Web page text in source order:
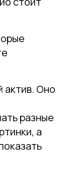
актив. Оно
разные
а